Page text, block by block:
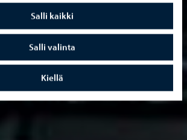
Salli kaikki
Salli valinta
Kiellä